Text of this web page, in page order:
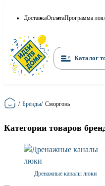
ДоставкаОплатаПрограмма
Каталог
Главная
/ Бренды/ Сморгонь
Категории товаров
Дренажные каналы люки